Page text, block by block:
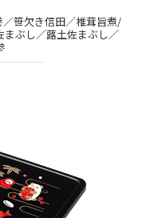
笹欠き信田／椎茸旨煮/
まぶし／蕗土佐まぶし／